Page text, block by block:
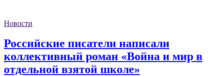
Новости
Российские писатели написали
коллективный роман «Война и мир в
отдельной взятой школе»